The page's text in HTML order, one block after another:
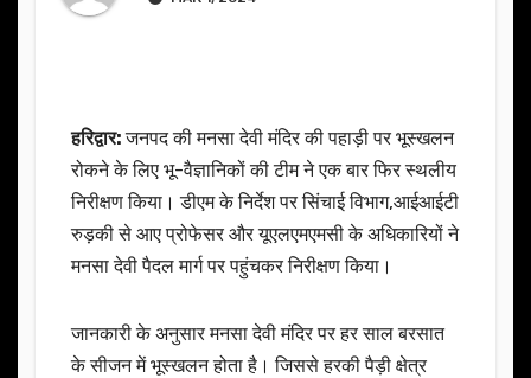
हरिद्वार:जनपद की मनसा देवी मंदिर की पहाड़ी पर भूस्खलन
रोकने के लिए भू-वैज्ञानिकों की टीम ने एक बार फिर स्थलीय
निरीक्षण किया। डीएम के निर्देश पर सिंचाई विभाग,आईआईटी
रुड़की से आए प्रोफेसर और यूएलएमएमसी के अधिकारियों ने
मनसा देवी पैदल मार्ग पर पहुंचकर निरीक्षण किया।
जानकारी के अनुसार मनसा देवी मंदिर पर हर साल बरसात
के सीजन में भूस्खलन होता है। जिससे हरकी पैड़ी क्षेत्र